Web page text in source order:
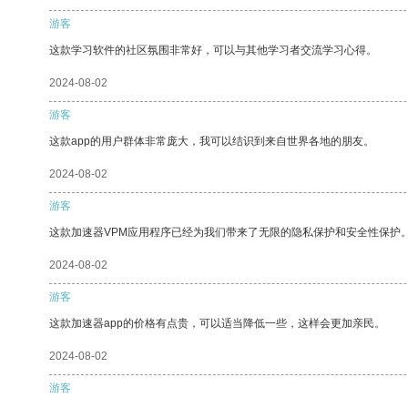
游客
这款学习软件的社区氛围非常好，可以与其他学习者交流学习心得。
2024-08-02
游客
这款app的用户群体非常庞大，我可以结识到来自世界各地的朋友。
2024-08-02
游客
这款加速器VPM应用程序已经为我们带来了无限的隐私保护和安全性保护
2024-08-02
游客
这款加速器app的价格有点贵，可以适当降低一些，这样会更加亲民。
2024-08-02
游客